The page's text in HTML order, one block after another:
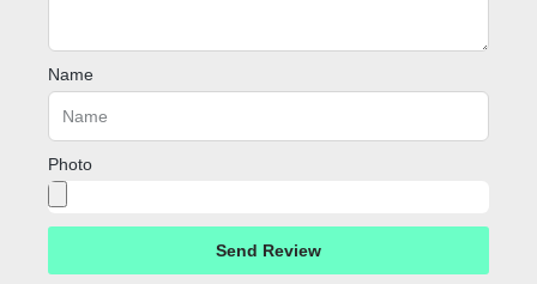
Name
Photo
Send Review